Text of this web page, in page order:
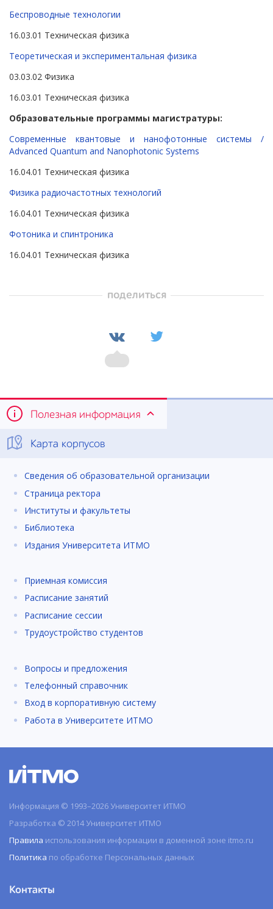
Беспроводные технологии
16.03.01 Техническая физика
Теоретическая и экспериментальная физика
03.03.02 Физика
16.03.01 Техническая физика
Образовательные программы магистратуры:
Современные квантовые и нанофотонные системы /
Advanced Quantum and Nanophotonic Systems
16.04.01 Техническая физика
Физика радиочастотных технологий
16.04.01 Техническая физика
Фотоника и спинтроника
16.04.01 Техническая физика
поделиться
Полезная информация
Карта корпусов
Сведения об образовательной организации
Страница ректора
Институты и факультеты
Библиотека
Издания Университета ИТМО
Приемная комиссия
Расписание занятий
Расписание сессии
Трудоустройство студентов
Вопросы и предложения
Телефонный справочник
Вход в корпоративную систему
Работа в Университете ИТМО
Информация © 1993–2026 Университет ИТМО
Разработка © 2014 Университет ИТМО
Правила использования информации в доменной зоне itmo.ru
Политика по обработке Персональных данных
Контакты